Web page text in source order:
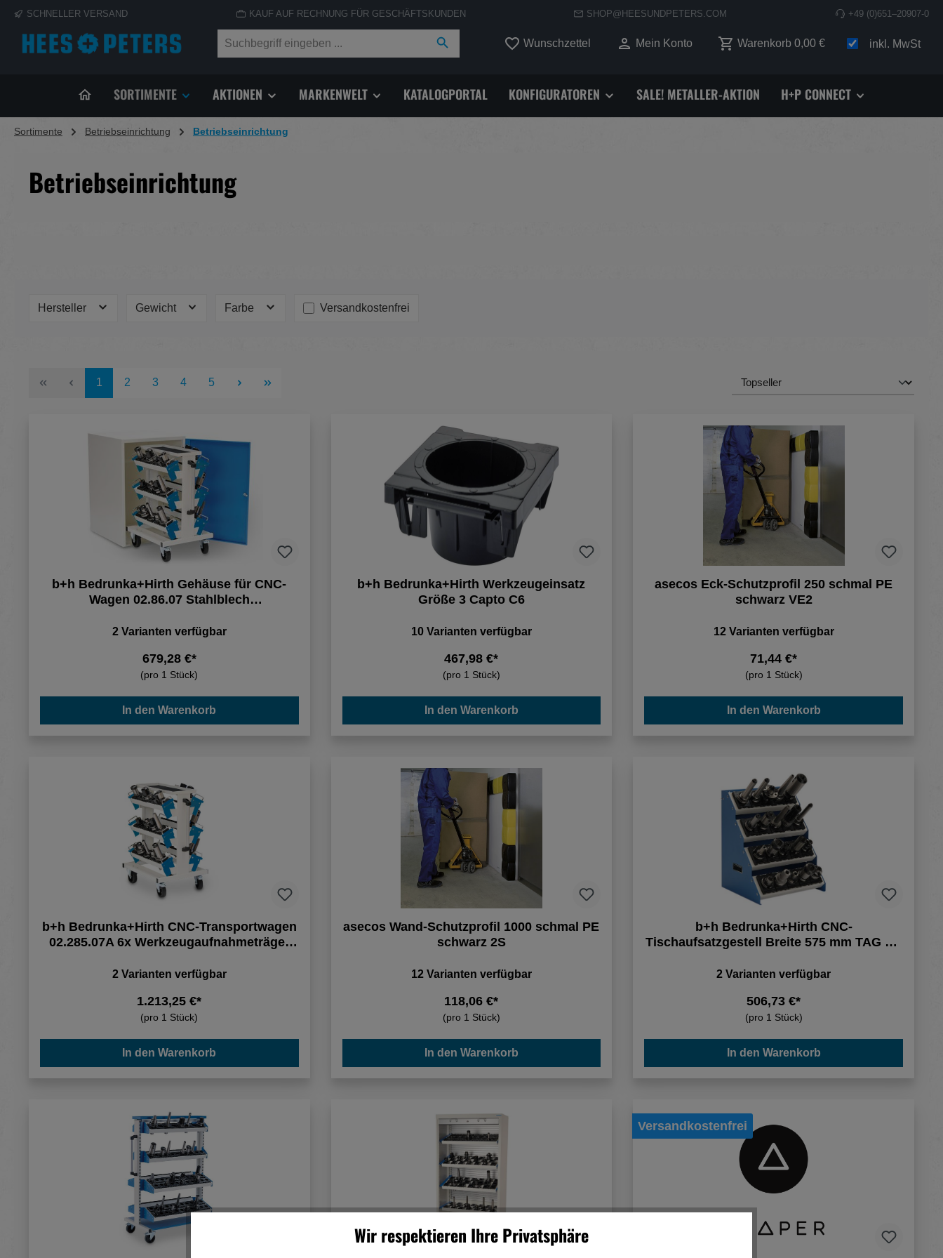
Zur Hauptnavigation springen
SCHNELLER VERSAND KAUF AUF RECHNUNG FÜR GESCHÄFTSKUNDEN SHOP@HEESUNDPETERS.COM +49 (0)651–20907-0
Wunschzettel Du hast 0 Produkte auf dem Merkzettel
Mein Konto Warenkorb 0,00 € inkl. MwSt
SORTIMENTE AKTIONEN MARKENWELT KATALOGPORTAL KONFIGURATOREN SALE! METALLER-AKTION H+P CONNECT
Sortimente Betriebseinrichtung Betriebseinrichtung
Betriebseinrichtung
Hersteller Gewicht Farbe Filter hinzufügen: Versandkostenfrei
Versandkostenfrei
Seite
1 Seite
2 Seite
3 Seite
4 Seite
5
b+h Bedrunka+Hirth Gehäuse für CNC-
Wagen 02.86.07 Stahlblech
2 Varianten verfügbar
679,28 €*
(pro 1 Stück)
In den Warenkorb
b+h Bedrunka+Hirth Werkzeugeinsatz
Größe 3 Capto C6
10 Varianten verfügbar
467,98 €*
(pro 1 Stück)
In den Warenkorb
asecos Eck-Schutzprofil 250 schmal PE
schwarz VE2
12 Varianten verfügbar
71,44 €*
(pro 1 Stück)
In den Warenkorb
b+h Bedrunka+Hirth CNC-Transportwagen
02.285.07A 6x Werkzeugaufnahmeträger
2 Varianten verfügbar
1.213,25 €*
(pro 1 Stück)
In den Warenkorb
asecos Wand-Schutzprofil 1000 schmal PE
schwarz 2S
12 Varianten verfügbar
118,06 €*
(pro 1 Stück)
In den Warenkorb
b+h Bedrunka+Hirth CNC-
Tischaufsatzgestell Breite 575 mm TAG 4 4
2 Varianten verfügbar
506,73 €*
(pro 1 Stück)
In den Warenkorb
Versandkostenfrei
Wir respektieren Ihre Privatsphäre